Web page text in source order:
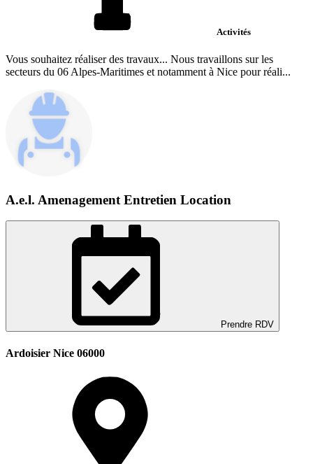
Activités
Vous souhaitez réaliser des travaux... Nous travaillons sur les
secteurs du 06 Alpes-Maritimes et notamment à Nice pour réali...
A.e.l. Amenagement Entretien Location
Prendre RDV
Ardoisier Nice 06000